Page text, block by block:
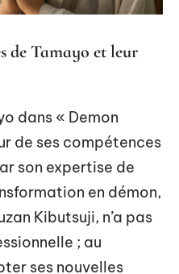
de Tamayo et leur
dans « Demon
de ses compétences
son expertise de
en démon,
Kibutsuji, n’a pas
; au
ses nouvelles